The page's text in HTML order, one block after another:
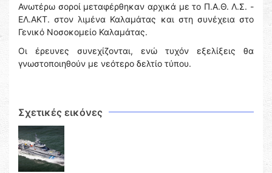
Ανωτέρω σοροί μεταφέρθηκαν αρχικά με το Π.Α.Θ. Λ.Σ. -
ΕΛ.ΑΚΤ. στον λιμένα Καλαμάτας και στη συνέχεια στο
Γενικό Νοσοκομείο Καλαμάτας.
Οι έρευνες συνεχίζονται, ενώ τυχόν εξελίξεις θα
γνωστοποιηθούν με νεότερο δελτίο τύπου.
Σχετικές εικόνες